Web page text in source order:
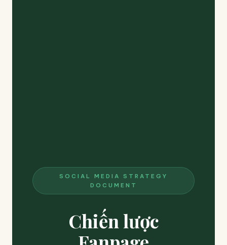
SOCIAL MEDIA STRATEGY
DOCUMENT
Chiến lược